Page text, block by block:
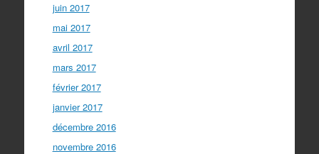
juin 2017
mai 2017
avril 2017
mars 2017
février 2017
janvier 2017
décembre 2016
novembre 2016